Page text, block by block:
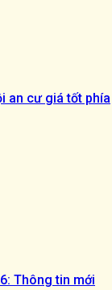
an cư giá tốt phía
Thông tin mới